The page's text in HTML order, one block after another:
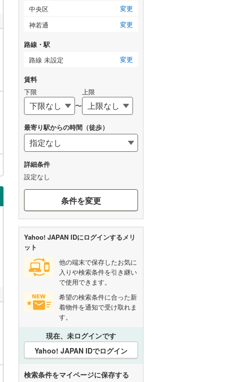
中央区
変更
神若通
変更
路線・駅
路線 未設定
変更
賃料
下限
〜
上限
最寄り駅からの時間（徒歩）
詳細条件
設定なし
条件を変更
Yahoo! JAPAN IDにログインするメリ
ット
他の端末で保存したお気に
入りや検索条件を引き継い
で使用できます。
希望の検索条件に合った新
着物件を通知で受け取れま
す。
現在、未ログインです
Yahoo! JAPAN IDでログイン
検索条件をマイページに保存する